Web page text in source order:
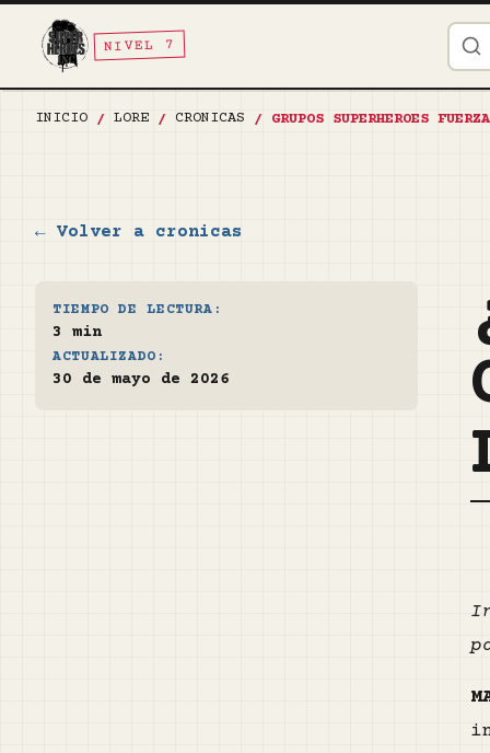
NIVEL 7
INICIO / LORE / CRONICAS / GRUPOS SUPERHEROES
← Volver a cronicas
TIEMPO DE LECTURA:
3 min
ACTUALIZADO:
30 de mayo de 2026